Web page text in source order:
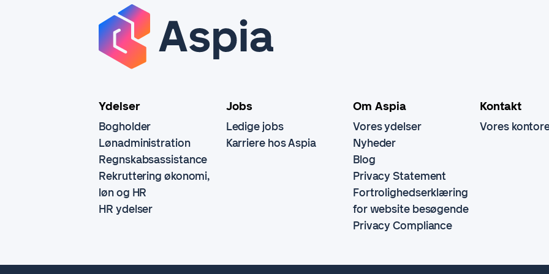
Ydelser
Bogholder
Lønadministration
Regnskabsassistance
Rekruttering økonomi,
løn og HR
HR ydelser
Jobs
Ledige jobs
Karriere hos Aspia
Om Aspia
Vores ydelser
Nyheder
Blog
Privacy Statement
Fortrolighedserklæring
for website besøgende
Privacy Compliance
Kontakt
Vores